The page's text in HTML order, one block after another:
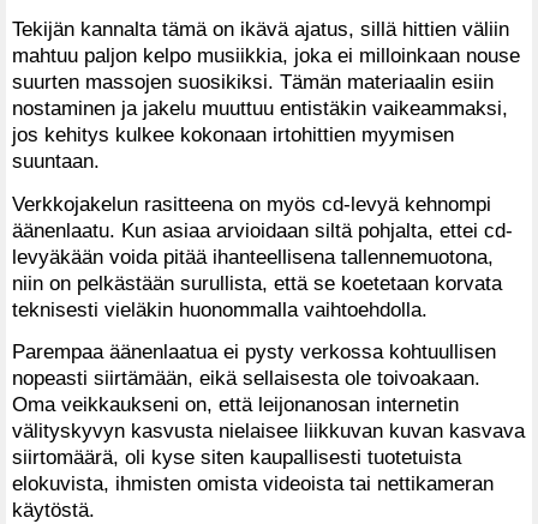
Tekijän kannalta tämä on ikävä ajatus, sillä hittien väliin
mahtuu paljon kelpo musiikkia, joka ei milloinkaan nouse
suurten massojen suosikiksi. Tämän materiaalin esiin
nostaminen ja jakelu muuttuu entistäkin vaikeammaksi,
jos kehitys kulkee kokonaan irtohittien myymisen
suuntaan.
Verkkojakelun rasitteena on myös cd-levyä kehnompi
äänenlaatu. Kun asiaa arvioidaan siltä pohjalta, ettei cd-
levyäkään voida pitää ihanteellisena tallennemuotona,
niin on pelkästään surullista, että se koetetaan korvata
teknisesti vieläkin huonommalla vaihtoehdolla.
Parempaa äänenlaatua ei pysty verkossa kohtuullisen
nopeasti siirtämään, eikä sellaisesta ole toivoakaan.
Oma veikkaukseni on, että leijonanosan internetin
välityskyvyn kasvusta nielaisee liikkuvan kuvan kasvava
siirtomäärä, oli kyse siten kaupallisesti tuotetuista
elokuvista, ihmisten omista videoista tai nettikameran
käytöstä.